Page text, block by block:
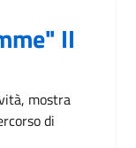
II
mostra
di